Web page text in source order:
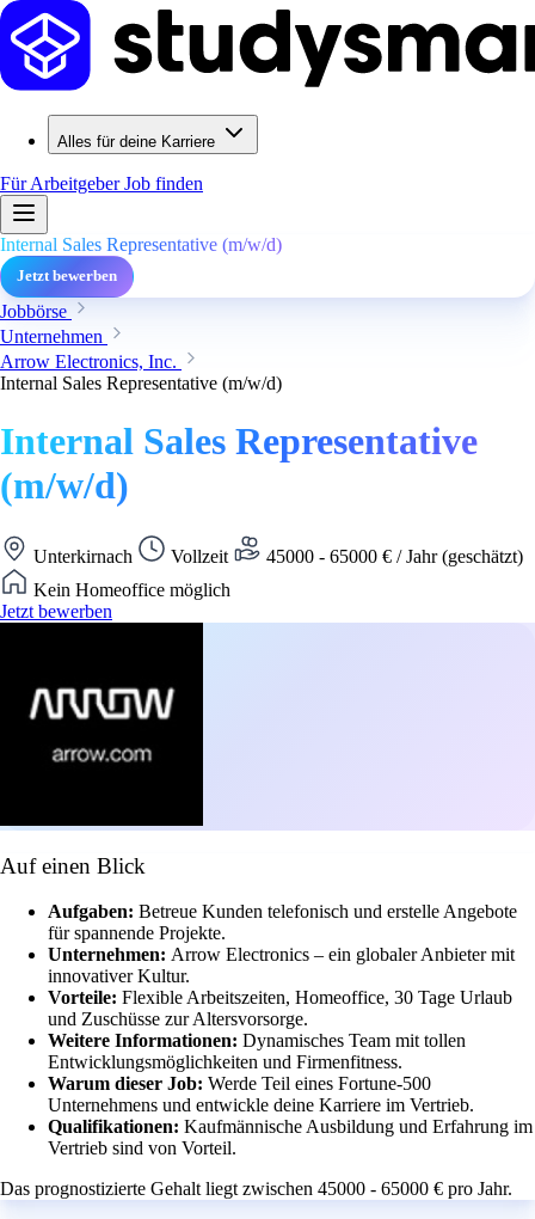
Alles für deine Karriere
Für ArbeitgeberJob finden
Internal Sales Representative (m/w/d)
Jetzt bewerben
Jobbörse
Unternehmen
Arrow Electronics, Inc.
Internal Sales Representative (m/w/d)
Internal Sales Representative
(m/w/d)
Unterkirnach Vollzeit
45000 - 65000 € / Jahr (geschätzt)
Kein Homeoffice möglich
Jetzt bewerben
Auf einen Blick
Aufgaben: Betreue Kunden telefonisch und erstelle Angebote
für spannende Projekte.
Unternehmen: Arrow Electronics – ein globaler Anbieter mit
innovativer Kultur.
Vorteile: Flexible Arbeitszeiten, Homeoffice, 30 Tage Urlaub
und Zuschüsse zur Altersvorsorge.
Weitere Informationen: Dynamisches Team mit tollen
Entwicklungsmöglichkeiten und Firmenfitness.
Warum dieser Job: Werde Teil eines Fortune-500
Unternehmens und entwickle deine Karriere im Vertrieb.
Qualifikationen: Kaufmännische Ausbildung und Erfahrung im
Vertrieb sind von Vorteil.
Das prognostizierte Gehalt liegt zwischen 45000 - 65000 € pro Jahr.